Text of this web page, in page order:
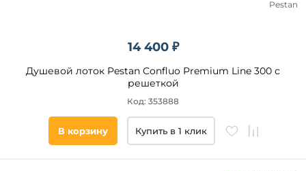
14 400 ₽
Душевой лоток Pestan Confluo Premium Line 300 с
решеткой
Код: 353888
Pestan
В корзину Купить в 1 клик